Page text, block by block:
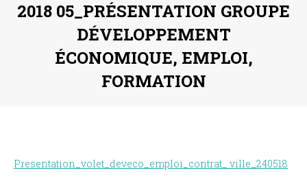
2018 05_PRÉSENTATION GROUPE
DÉVELOPPEMENT
ÉCONOMIQUE, EMPLOI,
FORMATION
Presentation_volet_deveco_emploi_contrat_ ville_240518